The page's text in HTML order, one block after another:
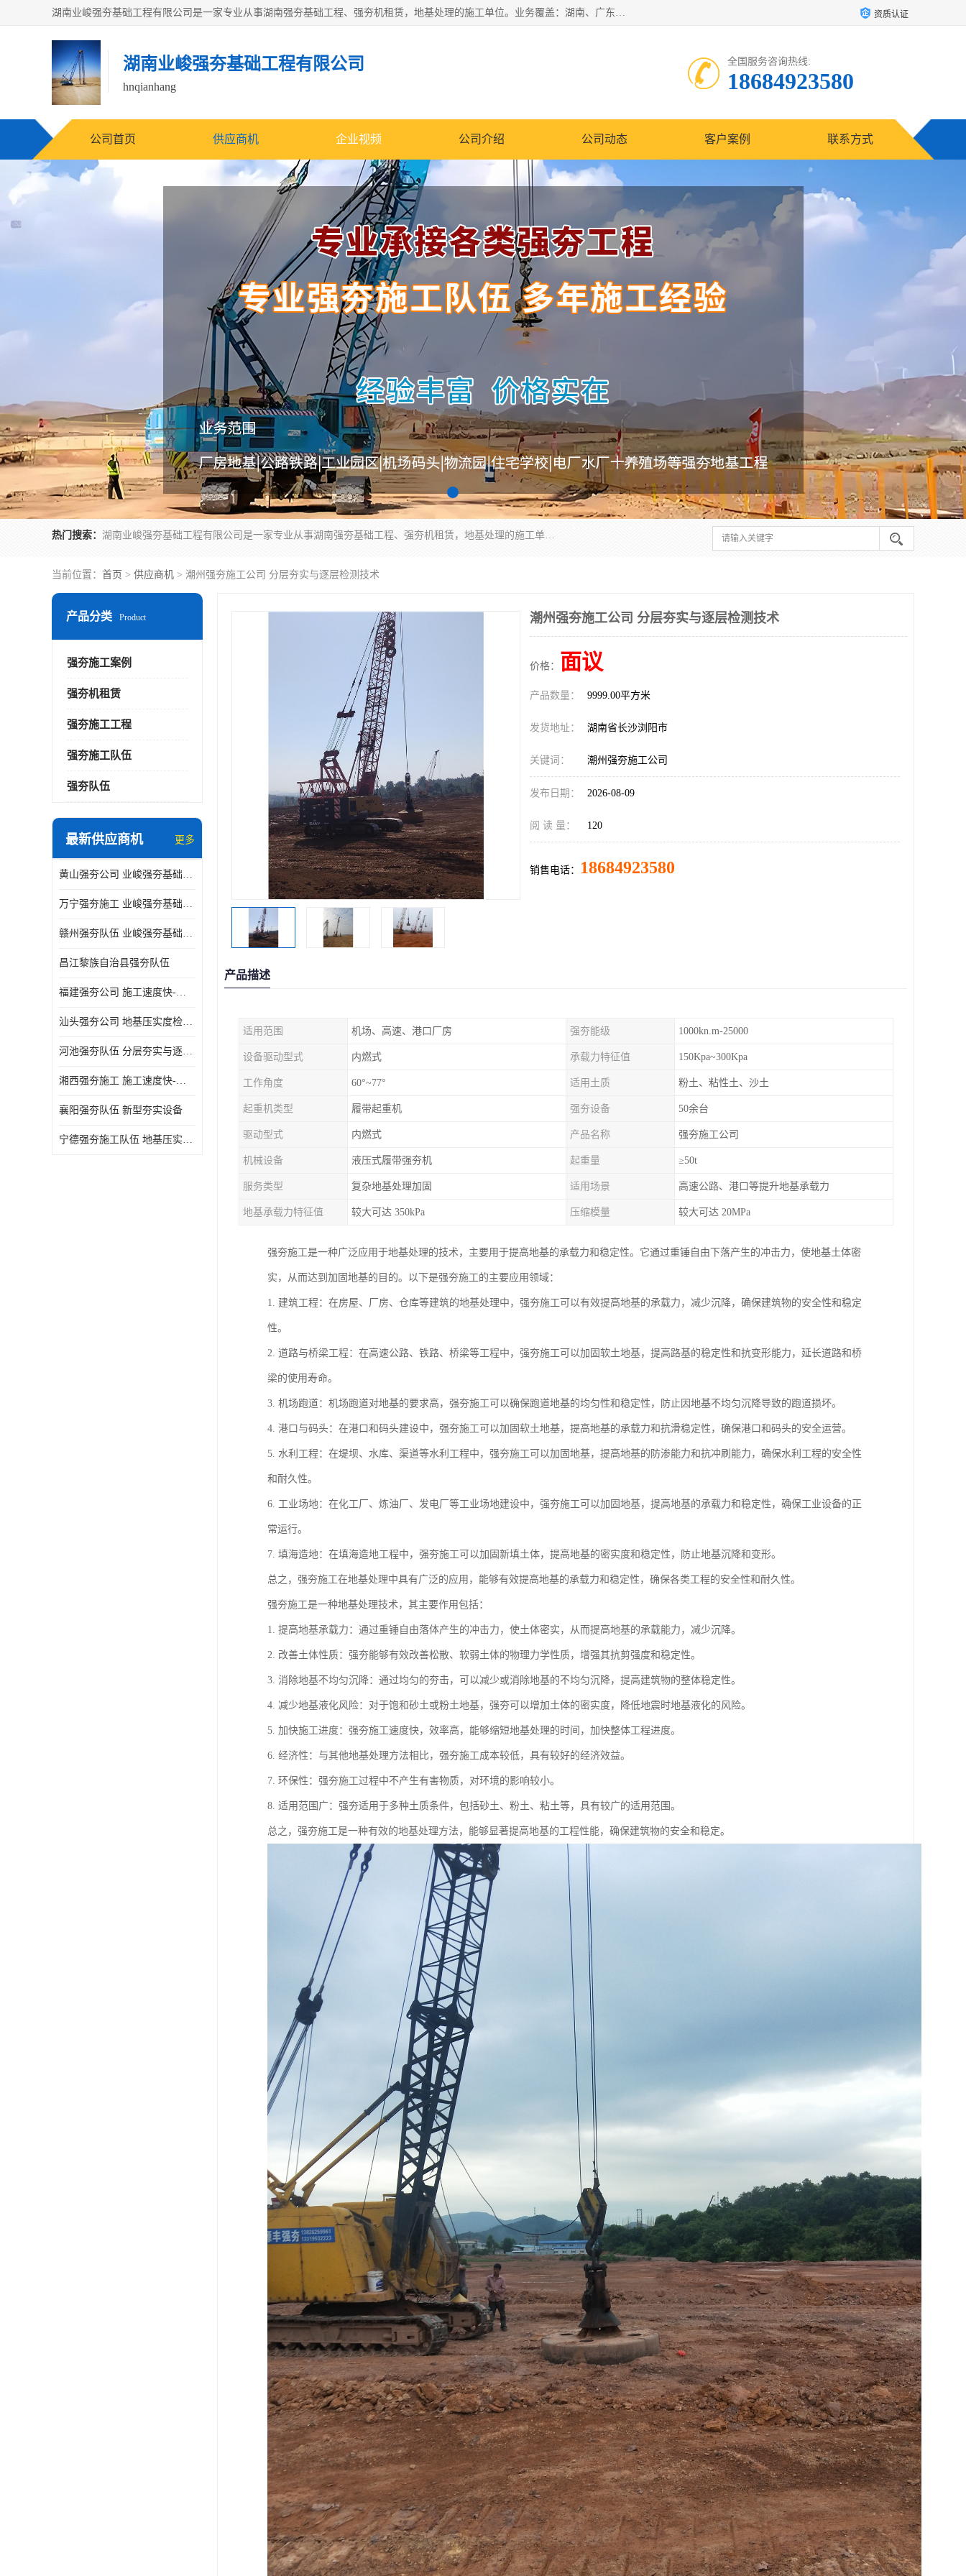
湖南业峻强夯基础工程有限公司是一家专业从事湖南强夯基础工程、强夯机租赁，地基处理的施工单位。业务覆盖：湖南、广东，江西等地。可承接1000KN.m-25000KN.m强夯（置换）工程。公司创始人是国内较早期从事强夯施工的建设者，经过多年的一步一个脚印的发展，在行业内具有较高的度和良好的口碑。 资质认证
湖南业峻强夯基础工程有限公司
hnqianhang
全国服务咨询热线:
18684923580
公司首页 供应商机 企业视频 公司介绍 公司动态 客户案例 联系方式
热门搜索： 湖南业峻强夯基础工程有限公司是一家专业从事湖南强夯基础工程、强夯机租赁，地基处理的施工单位。业务覆盖：湖南、广东，江西等地。可承接1000KN.m-25000KN.m强夯（置换）工程。公司创始人是国内较早期从事强夯施工的建设者，经过多年的一步一个脚印的发展，在行业内具有较高的度和良好的口碑。
当前位置： 首页 > 供应商机 > 潮州强夯施工公司 分层夯实与逐层检测技术
产品分类 Product
强夯施工案例
强夯机租赁
强夯施工工程
强夯施工队伍
强夯队伍
最新供应商机 更多
黄山强夯公司 业峻强夯基础工程
万宁强夯施工 业峻强夯基础工程
赣州强夯队伍 业峻强夯基础工程
昌江黎族自治县强夯队伍
福建强夯公司 施工速度快-施耐用性强
汕头强夯公司 地基压实度检测方法与标准
河池强夯队伍 分层夯实与逐层检测技术
湘西强夯施工 施工速度快-施耐用性强
襄阳强夯队伍 新型夯实设备
宁德强夯施工队伍 地基压实度检测方法与标准
潮州强夯施工公司 分层夯实与逐层检测技术
价格： 面议
产品数量： 9999.00平方米
发货地址： 湖南省长沙浏阳市
关键词： 潮州强夯施工公司
发布日期： 2026-08-09
阅 读 量： 120
销售电话： 18684923580
产品描述
适用范围 机场、高速、港口厂房 强夯能级 1000kn.m-25000
设备驱动型式 内燃式 承载力特征值 150Kpa~300Kpa
工作角度 60°~77° 适用土质 粉土、粘性土、沙土
起重机类型 履带起重机 强夯设备 50余台
驱动型式 内燃式 产品名称 强夯施工公司
机械设备 液压式履带强夯机 起重量 ≥50t
服务类型 复杂地基处理加固 适用场景 高速公路、港口等提升地基承载力
地基承载力特征值 较大可达 350kPa 压缩模量 较大可达 20MPa
强夯施工是一种广泛应用于地基处理的技术，主要用于提高地基的承载力和稳定性。它通过重锤自由下落产生的冲击力，使地基土体密
实，从而达到加固地基的目的。以下是强夯施工的主要应用领域：
1. 建筑工程：在房屋、厂房、仓库等建筑的地基处理中，强夯施工可以有效提高地基的承载力，减少沉降，确保建筑物的安全性和稳定
性。
2. 道路与桥梁工程：在高速公路、铁路、桥梁等工程中，强夯施工可以加固软土地基，提高路基的稳定性和抗变形能力，延长道路和桥
梁的使用寿命。
3. 机场跑道：机场跑道对地基的要求高，强夯施工可以确保跑道地基的均匀性和稳定性，防止因地基不均匀沉降导致的跑道损坏。
4. 港口与码头：在港口和码头建设中，强夯施工可以加固软土地基，提高地基的承载力和抗滑稳定性，确保港口和码头的安全运营。
5. 水利工程：在堤坝、水库、渠道等水利工程中，强夯施工可以加固地基，提高地基的防渗能力和抗冲刷能力，确保水利工程的安全性
和耐久性。
6. 工业场地：在化工厂、炼油厂、发电厂等工业场地建设中，强夯施工可以加固地基，提高地基的承载力和稳定性，确保工业设备的正
常运行。
7. 填海造地：在填海造地工程中，强夯施工可以加固新填土体，提高地基的密实度和稳定性，防止地基沉降和变形。
总之，强夯施工在地基处理中具有广泛的应用，能够有效提高地基的承载力和稳定性，确保各类工程的安全性和耐久性。
强夯施工是一种地基处理技术，其主要作用包括：
1. 提高地基承载力：通过重锤自由落体产生的冲击力，使土体密实，从而提高地基的承载能力，减少沉降。
2. 改善土体性质：强夯能够有效改善松散、软弱土体的物理力学性质，增强其抗剪强度和稳定性。
3. 消除地基不均匀沉降：通过均匀的夯击，可以减少或消除地基的不均匀沉降，提高建筑物的整体稳定性。
4. 减少地基液化风险：对于饱和砂土或粉土地基，强夯可以增加土体的密实度，降低地震时地基液化的风险。
5. 加快施工进度：强夯施工速度快，效率高，能够缩短地基处理的时间，加快整体工程进度。
6. 经济性：与其他地基处理方法相比，强夯施工成本较低，具有较好的经济效益。
7. 环保性：强夯施工过程中不产生有害物质，对环境的影响较小。
8. 适用范围广：强夯适用于多种土质条件，包括砂土、粉土、粘土等，具有较广的适用范围。
总之，强夯施工是一种有效的地基处理方法，能够显著提高地基的工程性能，确保建筑物的安全和稳定。